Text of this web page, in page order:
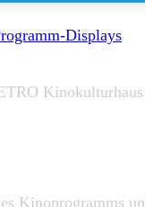
Displays
Kinokulturhaus
Kinoprogramms